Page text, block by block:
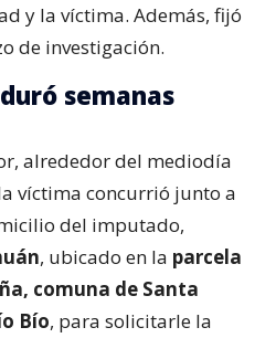
y la víctima. Además, fijó
de investigación.
semanas
alrededor del mediodía
víctima concurrió junto a
del imputado,
, ubicado en la parcela
comuna de Santa
Bío, para solicitarle la